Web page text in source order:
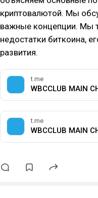
криптовалютой. Мы
важные концепции. Мы
недостатки биткоина,
развития.
t.me
WBCCLUB MAIN
t.me
WBCCLUB MAIN